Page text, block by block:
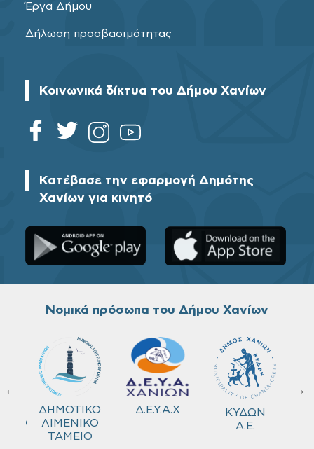
Έργα Δήμου
Δήλωση προσβασιμότητας
Κοινωνικά δίκτυα του Δήμου Χανίων
Κατέβασε την εφαρμογή Δημότης
Χανίων για κινητό
Νομικά πρόσωπα του Δήμου Χανίων
←
ΔΗΜΟΤΙΚΟ
ΛΙΜΕΝΙΚΟ
ΤΑΜΕΙΟ
Δ.Ε.Υ.Α.Χ
ΚΥΔΩΝ
Α.Ε.
→